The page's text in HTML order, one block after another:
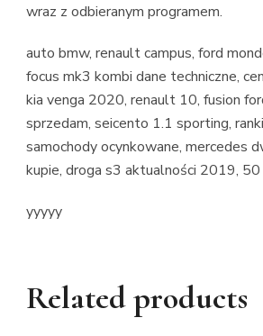
wraz z odbieranym programem.
auto bmw, renault campus, ford
focus mk3 kombi dane techniczne,
kia venga 2020, renault 10, fusion
sprzedam, seicento 1.1 sporting,
samochody ocynkowane, mercedes
kupie, droga s3 aktualności 2019,
yyyyy
Related products